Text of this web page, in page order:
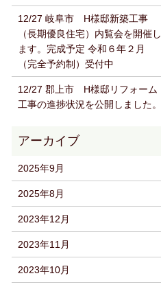
12/27 岐阜市 H様邸新築工事
（長期優良住宅）内覧会を開催し
ます。完成予定 令和６年２月
（完全予約制）受付中
12/27 郡上市 H様邸リフォーム
工事の進捗状況を公開しました。
2025年9月
2025年8月
2023年12月
2023年11月
2023年10月